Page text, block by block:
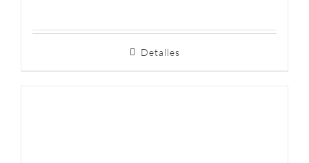
Detalles